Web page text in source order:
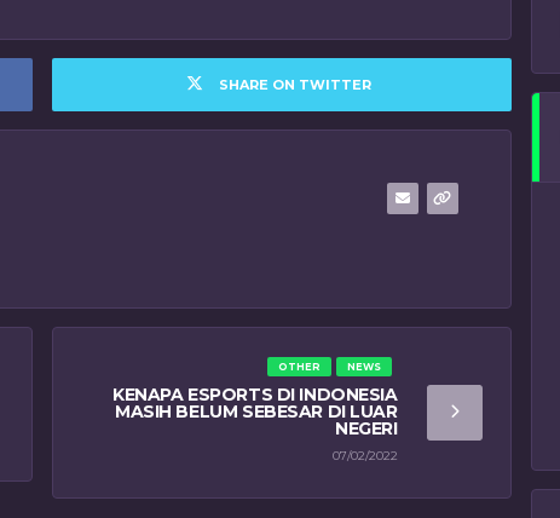
SHARE ON TWITTER
NEWS
OTHER
KENAPA ESPORTS DI INDONESIA
MASIH BELUM SEBESAR DI LUAR
NEGERI
07/02/2022